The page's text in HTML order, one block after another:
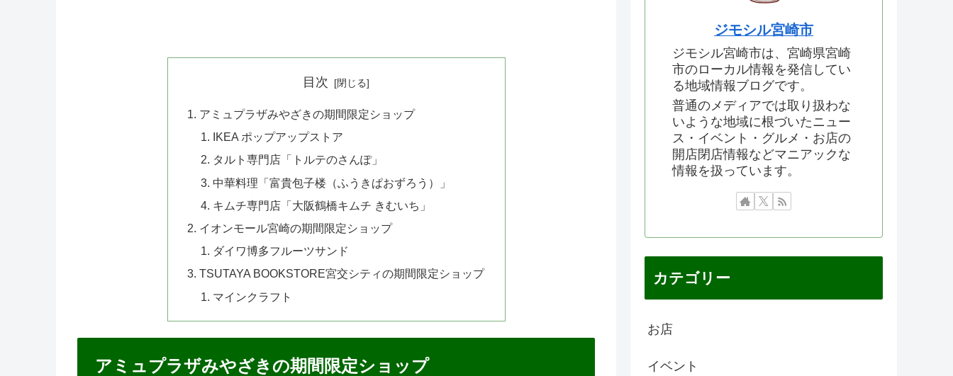
目次
アミュプラザみやざきの期間限定ショップ
IKEA ポップアップストア
タルト専門店「トルテのさんぽ」
中華料理「富貴包子楼（ふうきぱおずろう）」
キムチ専門店「大阪鶴橋キムチ きむいち」
イオンモール宮崎の期間限定ショップ
ダイワ博多フルーツサンド
TSUTAYA BOOKSTORE宮交シティの期間限定ショップ
マインクラフト
アミュプラザみやざきの期間限定ショップ
ジモシル宮崎市
ジモシル宮崎市は、宮崎県宮崎
市のローカル情報を発信してい
る地域情報ブログです。
普通のメディアでは取り扱わな
いような地域に根づいたニュー
ス・イベント・グルメ・お店の
開店閉店情報などマニアックな
情報を扱っています。
カテゴリー
お店
イベント